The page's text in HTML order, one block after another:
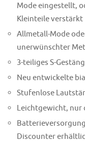
Mode eingestellt,
Kleinteile verstärkt
Allmetall-Mode
unerwünschter
3-teiliges S-
Neu entwickelte
Stufenlose
Leichtgewicht, nur
Discounter